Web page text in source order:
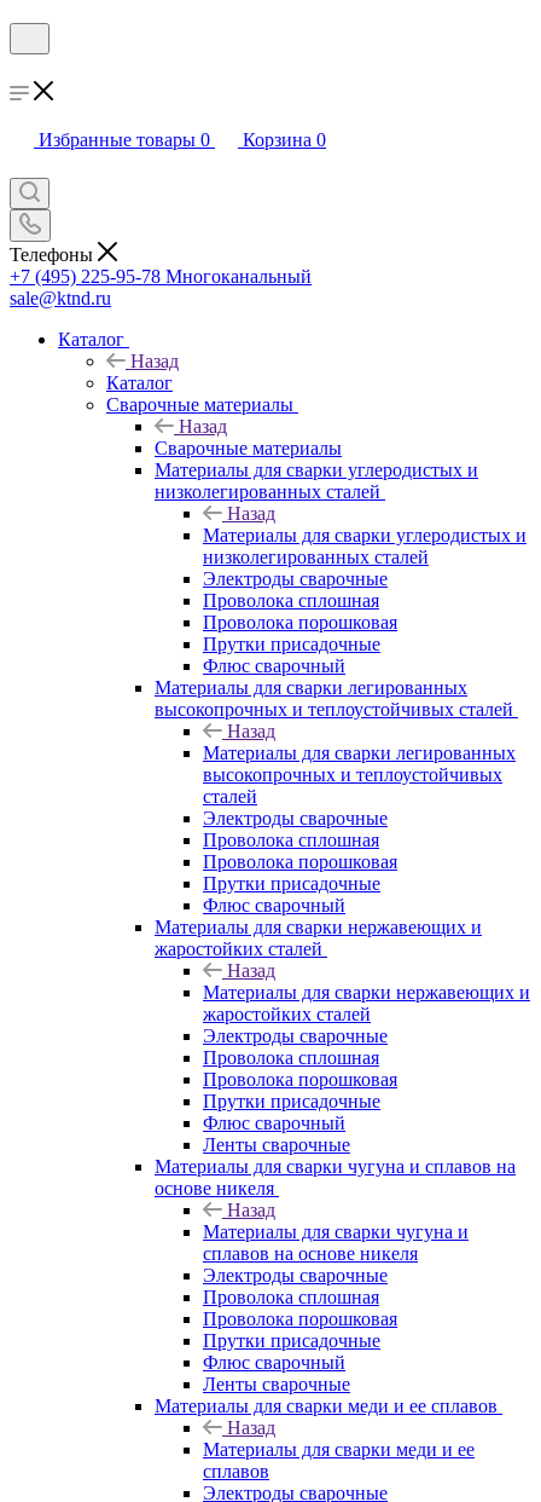
Избранные товары 0 Корзина 0
Телефоны
+7 (495) 225-95-78 Многоканальный
sale@ktnd.ru
Каталог
Назад
Каталог
Сварочные материалы
Назад
Сварочные материалы
Материалы для сварки углеродистых и
низколегированных сталей
Назад
Материалы для сварки углеродистых и
низколегированных сталей
Электроды сварочные
Проволока сплошная
Проволока порошковая
Прутки присадочные
Флюс сварочный
Материалы для сварки легированных
высокопрочных и теплоустойчивых сталей
Назад
Материалы для сварки легированных
высокопрочных и теплоустойчивых
сталей
Электроды сварочные
Проволока сплошная
Проволока порошковая
Прутки присадочные
Флюс сварочный
Материалы для сварки нержавеющих и
жаростойких сталей
Назад
Материалы для сварки нержавеющих и
жаростойких сталей
Электроды сварочные
Проволока сплошная
Проволока порошковая
Прутки присадочные
Флюс сварочный
Ленты сварочные
Материалы для сварки чугуна и сплавов на
основе никеля
Назад
Материалы для сварки чугуна и
сплавов на основе никеля
Электроды сварочные
Проволока сплошная
Проволока порошковая
Прутки присадочные
Флюс сварочный
Ленты сварочные
Материалы для сварки меди и ее сплавов
Назад
Материалы для сварки меди и ее
сплавов
Электроды сварочные